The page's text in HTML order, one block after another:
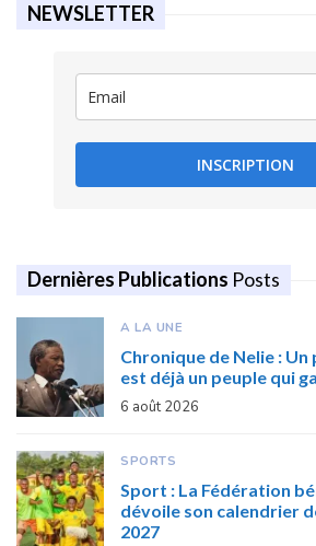
NEWSLETTER
INSCRIPTION
Dernières Publications Posts
A LA UNE
Chronique de Nelie :
est déjà un peuple qui
6 août 2026
SPORTS
Sport : La Fédération
dévoile son calendrier
2027